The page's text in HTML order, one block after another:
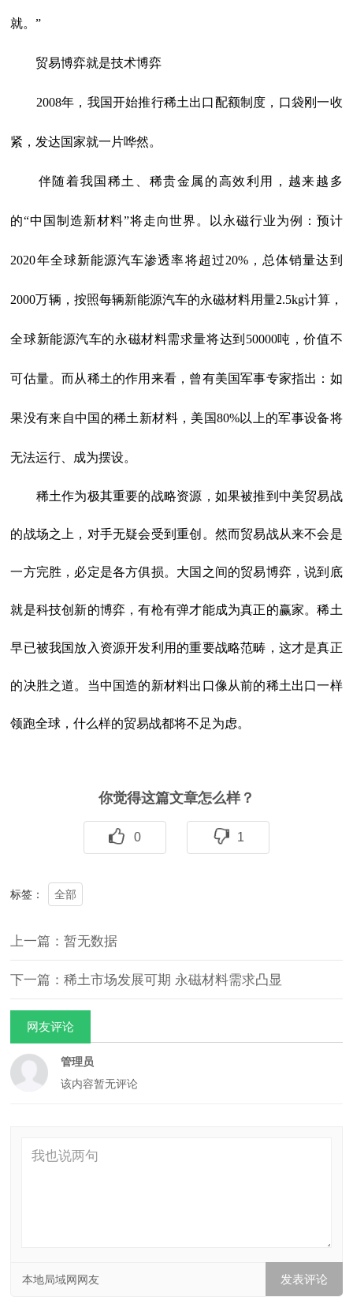
就。”
贸易博弈就是技术博弈
2008年，我国开始推行稀土出口配额制度，口袋刚一收
紧，发达国家就一片哗然。
伴随着我国稀土、稀贵金属的高效利用，越来越多
的“中国制造新材料”将走向世界。以永磁行业为例：预计
2020年全球新能源汽车渗透率将超过20%，总体销量达到
2000万辆，按照每辆新能源汽车的永磁材料用量2.5kg计算，
全球新能源汽车的永磁材料需求量将达到50000吨，价值不
可估量。而从稀土的作用来看，曾有美国军事专家指出：如
果没有来自中国的稀土新材料，美国80%以上的军事设备将
无法运行、成为摆设。
稀土作为极其重要的战略资源，如果被推到中美贸易战
的战场之上，对手无疑会受到重创。然而贸易战从来不会是
一方完胜，必定是各方俱损。大国之间的贸易博弈，说到底
就是科技创新的博弈，有枪有弹才能成为真正的赢家。稀土
早已被我国放入资源开发利用的重要战略范畴，这才是真正
的决胜之道。当中国造的新材料出口像从前的稀土出口一样
领跑全球，什么样的贸易战都将不足为虑。
你觉得这篇文章怎么样？
0 1
标签： 全部
上一篇：暂无数据
下一篇：稀土市场发展可期 永磁材料需求凸显
网友评论
管理员
该内容暂无评论
本地局域网网友